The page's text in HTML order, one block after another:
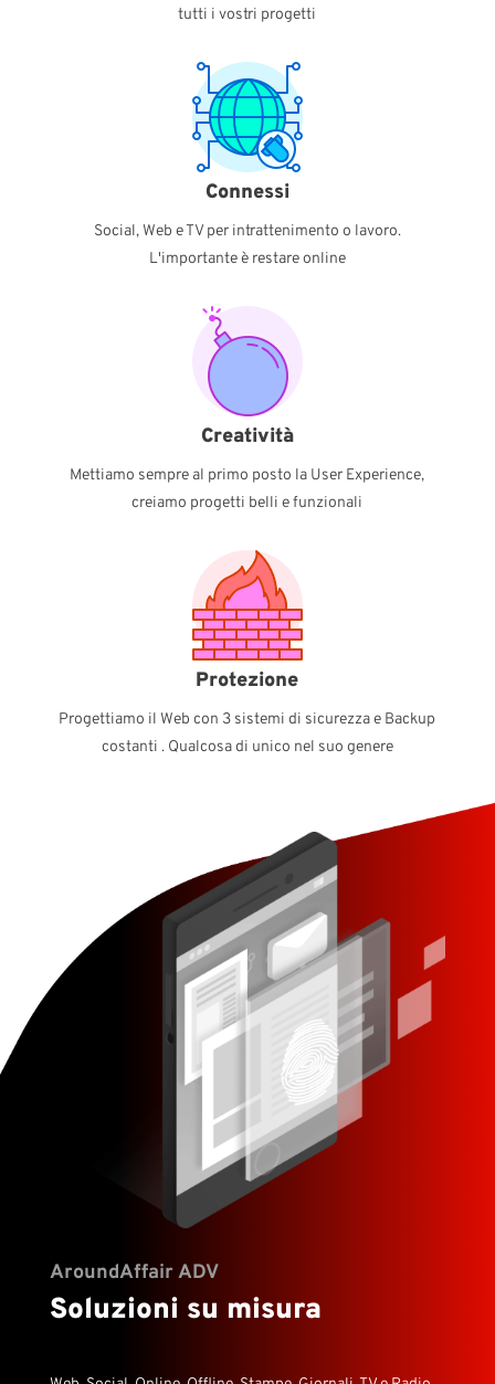
tutti i vostri progetti
Connessi
Social, Web e TV per intrattenimento o lavoro.
L'importante è restare online
Creatività
Mettiamo sempre al primo posto la User Experience,
creiamo progetti belli e funzionali
Protezione
Progettiamo il Web con 3 sistemi di sicurezza e Backup
costanti . Qualcosa di unico nel suo genere
AroundAffair ADV
Soluzioni su misura